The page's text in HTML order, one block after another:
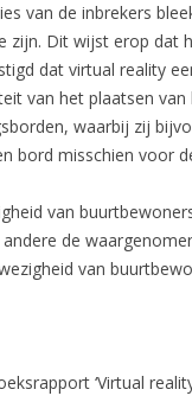
van de inbrekers
zijn. Dit wijst erop dat
dat virtual reality
van het plaatsen
waarbij zij
bord misschien voor
van
de
van
‘Virtual